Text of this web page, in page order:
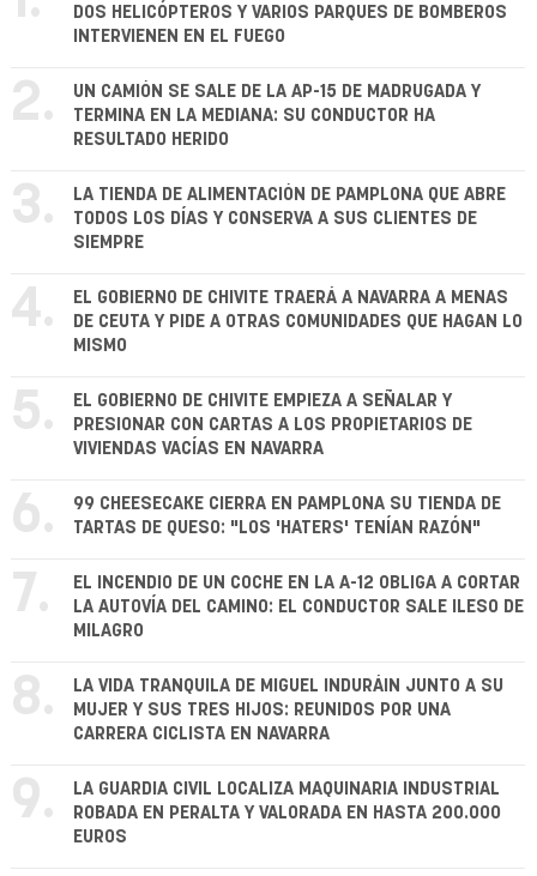
DOS HELICÓPTEROS Y VARIOS PARQUES DE BOMBEROS
INTERVIENEN EN EL FUEGO
2.
UN CAMIÓN SE SALE DE LA AP-15 DE MADRUGADA Y
TERMINA EN LA MEDIANA: SU CONDUCTOR HA
RESULTADO HERIDO
3.
LA TIENDA DE ALIMENTACIÓN DE PAMPLONA QUE ABRE
TODOS LOS DÍAS Y CONSERVA A SUS CLIENTES DE
SIEMPRE
4.
EL GOBIERNO DE CHIVITE TRAERÁ A NAVARRA A MENAS
DE CEUTA Y PIDE A OTRAS COMUNIDADES QUE HAGAN LO
MISMO
5.
EL GOBIERNO DE CHIVITE EMPIEZA A SEÑALAR Y
PRESIONAR CON CARTAS A LOS PROPIETARIOS DE
VIVIENDAS VACÍAS EN NAVARRA
6.
99 CHEESECAKE CIERRA EN PAMPLONA SU TIENDA DE
TARTAS DE QUESO: "LOS 'HATERS' TENÍAN RAZÓN"
7.
EL INCENDIO DE UN COCHE EN LA A-12 OBLIGA A CORTAR
LA AUTOVÍA DEL CAMINO: EL CONDUCTOR SALE ILESO DE
MILAGRO
8.
LA VIDA TRANQUILA DE MIGUEL INDURÁIN JUNTO A SU
MUJER Y SUS TRES HIJOS: REUNIDOS POR UNA
CARRERA CICLISTA EN NAVARRA
9.
LA GUARDIA CIVIL LOCALIZA MAQUINARIA INDUSTRIAL
ROBADA EN PERALTA Y VALORADA EN HASTA 200.000
EUROS